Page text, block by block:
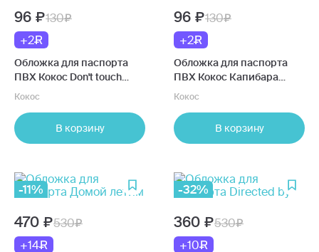
96
130
+2
Обложка для паспорта
ПВХ Кокос Don't touch
печать без уголков
Кокос
В корзину
96
130
+2
Обложка для паспорта
ПВХ Кокос Капибара
печать без уголков
Кокос
В корзину
-11%
470
530
+14
-32%
360
530
+10